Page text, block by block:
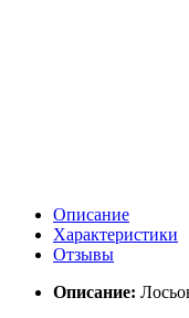
Описание
Характеристики
Отзывы
Описание: